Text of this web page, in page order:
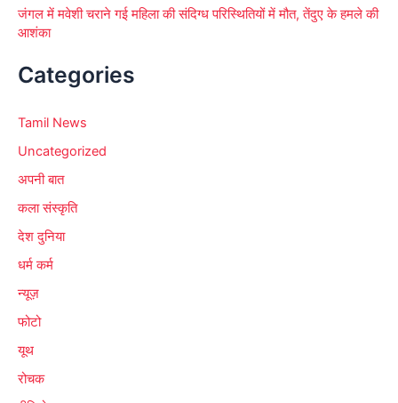
जंगल में मवेशी चराने गई महिला की संदिग्ध परिस्थितियों में मौत, तेंदुए के हमले की
आशंका
Categories
Tamil News
Uncategorized
अपनी बात
कला संस्कृति
देश दुनिया
धर्म कर्म
न्यूज़
फोटो
यूथ
रोचक